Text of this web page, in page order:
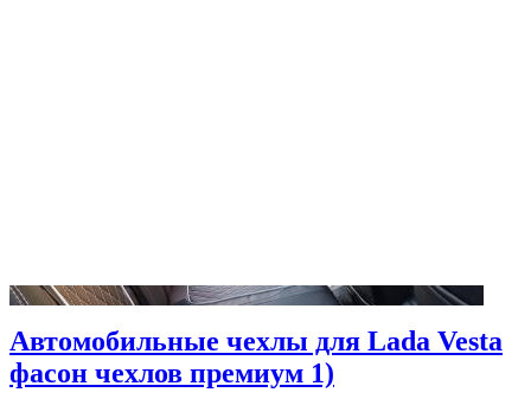
Автомобильные чехлы для Lada Vesta
фасон чехлов премиум 1)